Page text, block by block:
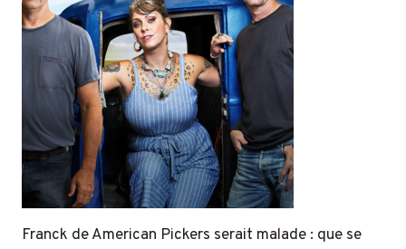
Franck de American Pickers serait malade : que se